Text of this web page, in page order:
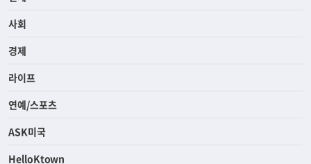
사회
경제
라이프
연예/스포츠
ASK미국
HelloKtown